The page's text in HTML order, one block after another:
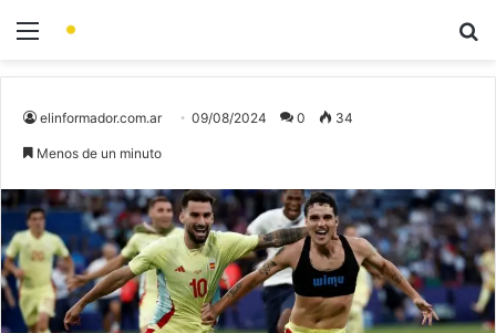
elinformador.com.ar 09/08/2024 0 34
Menos de un minuto